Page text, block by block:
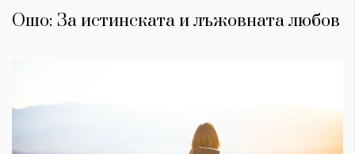
Ошо: За истинската и лъжовната любов